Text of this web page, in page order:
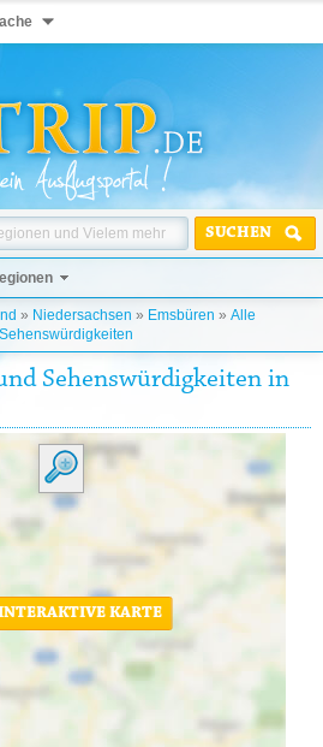
SUCHEN
» Niedersachsen » Emsbüren » Alle
Sehenswürdigkeiten in
KARTE